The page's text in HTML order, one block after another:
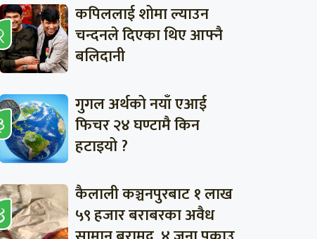
कपिललाई शोमा ल्याउन
चन्दनले दिएका थिए आफ्नै
बलिदानी
गुगल अर्थको नयाँ एआई
फिचर २४ घण्टामै किन
हटाइयो ?
कैलाली कञ्चनपुरबाट १ लाख
५९ हजार बराबरका अवैध